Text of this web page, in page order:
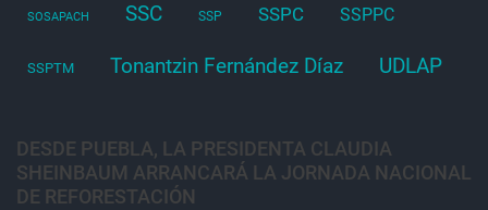
SOSAPACH SSC SSP SSPC SSPPC
SSPTM Tonantzin Fernández Díaz UDLAP
DESDE PUEBLA, LA PRESIDENTA CLAUDIA
SHEINBAUM ARRANCARÁ LA JORNADA NACIONAL
DE REFORESTACIÓN